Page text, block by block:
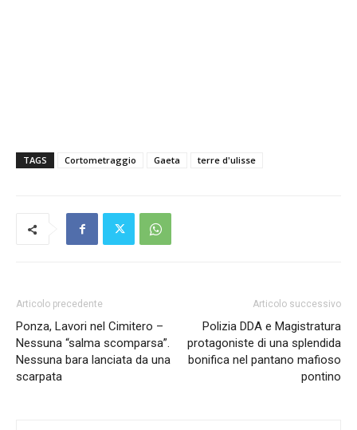
TAGS Cortometraggio Gaeta terre d'ulisse
Articolo precedente
Ponza, Lavori nel Cimitero –
Nessuna “salma scomparsa”.
Nessuna bara lanciata da una
scarpata
Articolo successivo
Polizia DDA e Magistratura
protagoniste di una splendida
bonifica nel pantano mafioso
pontino